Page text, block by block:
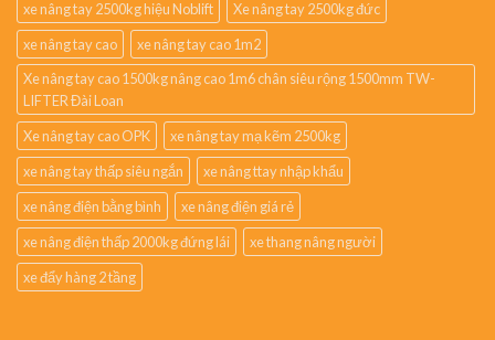
xe nâng tay 2500kg hiệu Noblift
Xe nâng tay 2500kg đức
xe nâng tay cao
xe nâng tay cao 1m2
Xe nâng tay cao 1500kg nâng cao 1m6 chân siêu rộng 1500mm TW-
LIFTER Đài Loan
Xe nâng tay cao OPK
xe nâng tay mạ kẽm 2500kg
xe nâng tay thấp siêu ngắn
xe nâng ttay nhập khẩu
xe nâng điện bằng bình
xe nâng điện giá rẻ
xe nâng điện thấp 2000kg đứng lái
xe thang nâng người
xe đẩy hàng 2 tầng